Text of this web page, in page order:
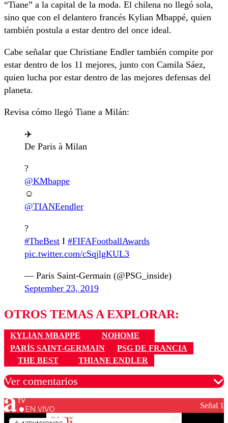
“Tiane” a la capital de la moda. El chilena no llegó sola,
sino que con el delantero francés Kylian Mbappé, quien
también postula a estar dentro del once ideal.
Cabe señalar que Christiane Endler también compite por
estar dentro de los 11 mejores, junto con Camila Sáez,
quien lucha por estar dentro de las mejores defensas del
planeta.
Revisa cómo llegó Tiane a Milán:
✈️
De Paris à Milan
?
@KMbappe
☺️
@TIANEendler
?
#TheBest I #FIFAFootballAwards
pic.twitter.com/cSqjlgKUL3
— Paris Saint-Germain (@PSG_inside)
September 23, 2019
OTROS TEMAS A EXPLORAR:
KYLIAN MBAPPE
NOHOME
PARÍS SAINT-GERMAIN
PSG DE FRANCIA
THE BEST
THIANE ENDLER
Ver comentarios
Los comentarios son moderados para garantizar un
EN VIVO Señal 1